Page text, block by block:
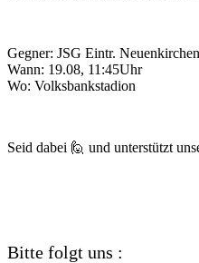
Gegner: JSG Eintr.
Wann: 19.08, 11:45Uhr
Wo: Volksbankstadion
Seid dabei 🙋 und unterstützt
Bitte folgt uns :